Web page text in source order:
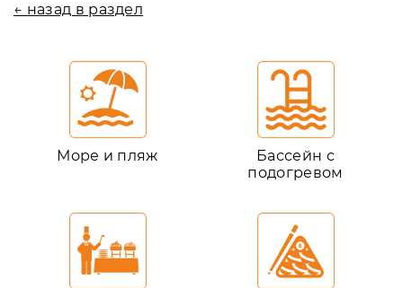
← назад в раздел
Море и пляж
Бассейн с
подогревом